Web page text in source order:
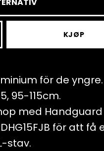
KJØP
för de yngre.
95-115cm.
med Handguard
för att få
stav.